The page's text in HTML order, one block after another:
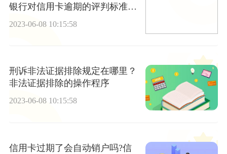
银行对信用卡逾期的评判标准是
2023-06-08 10:15:58
刑诉非法证据排除规定在哪里？
非法证据排除的操作程序
2023-06-08 10:15:58
信用卡过期了会自动销户吗?信